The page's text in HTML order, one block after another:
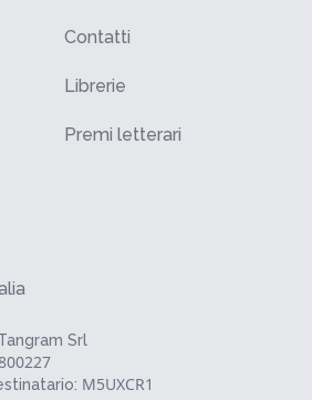
Contatti
Librerie
Premi letterari
Srl
M5UXCR1